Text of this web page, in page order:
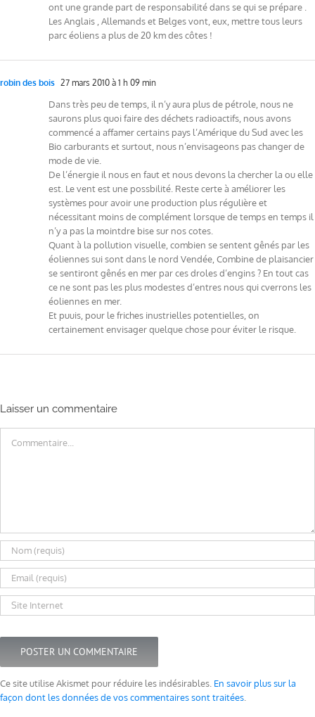
ont une grande part de responsabilité dans se qui se prépare .
Les Anglais , Allemands et Belges vont, eux, mettre tous leurs
parc éoliens a plus de 20 km des côtes !
robin des bois 27 mars 2010 à 1 h 09 min
Dans très peu de temps, il n’y aura plus de pétrole, nous ne
saurons plus quoi faire des déchets radioactifs, nous avons
commencé a affamer certains pays l’Amérique du Sud avec les
Bio carburants et surtout, nous n’envisageons pas changer de
mode de vie.
De l’énergie il nous en faut et nous devons la chercher la ou elle
est. Le vent est une possbilité. Reste certe à améliorer les
systèmes pour avoir une production plus régulière et
nécessitant moins de complément lorsque de temps en temps il
n’y a pas la mointdre bise sur nos cotes.
Quant à la pollution visuelle, combien se sentent gênés par les
éoliennes sui sont dans le nord Vendée, Combine de plaisancier
se sentiront gênés en mer par ces droles d’engins ? En tout cas
ce ne sont pas les plus modestes d’entres nous qui cverrons les
éoliennes en mer.
Et puuis, pour le friches inustrielles potentielles, on
certainement envisager quelque chose pour éviter le risque.
Laisser un commentaire
Ce site utilise Akismet pour réduire les indésirables. En savoir plus sur la
façon dont les données de vos commentaires sont traitées